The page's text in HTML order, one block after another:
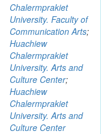
Chalermprakiet
University. Faculty of
Communication Arts;
Huachiew
Chalermprakiet
University. Arts and
Culture Center;
Huachiew
Chalermprakiet
University. Arts and
Culture Center